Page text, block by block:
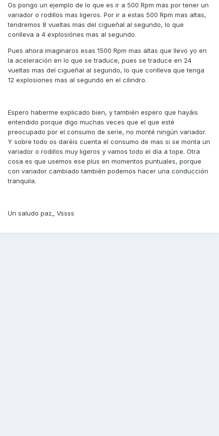
Os pongo un ejemplo de lo que es ir a 500 Rpm mas por tener un
variador o rodillos mas ligeros. Por ir a estas 500 Rpm mas altas,
tendremos 8 vueltas mas del cigueñal al segundo, lo que
conlleva a 4 explosiónes mas al segundo.
Pues ahora imaginaros esas 1500 Rpm mas altas que llevo yo en
la aceleración en lo que se traduce, pues se traduce en 24
vueltas mas del cigueñal al segundo, lo que conlleva que tenga
12 explosiones mas al segundo en el cilindro.
Espero haberme explicado bien, y también espero que hayáis
entendido porque digo muchas veces que el que esté
preocupado por el consumo de serie, no monté ningún variador.
Y sobre todo os daréis cuenta el consumo de mas si se monta un
variador o rodillos muy ligeros y vamos todo el día a tope. Otra
cosa es que usemos ese plus en momentos puntuales, porque
con variador cambiado también podemos hacer una conducción
tranquila.
Un saludo paz_ Vssss